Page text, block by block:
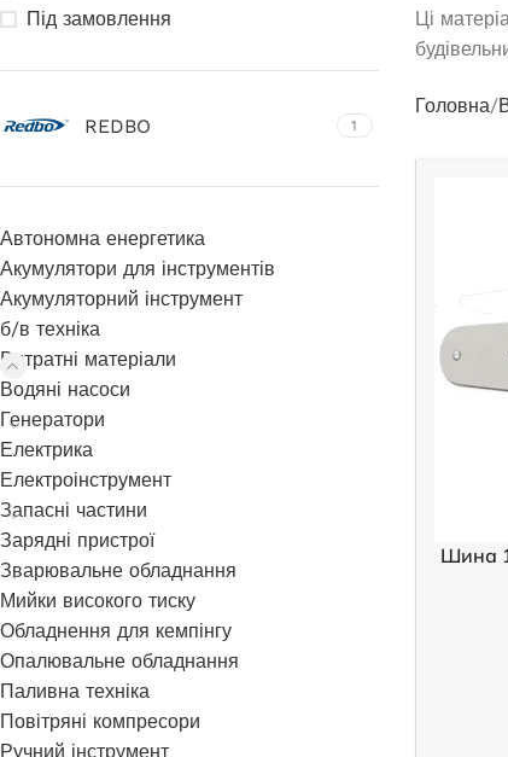
Генератори
Під замовлення
REDBO 1
Автономна енергетика
Акумулятори для інструментів
Акумуляторний інструмент
б/в техніка
Витратні матеріали
Водяні насоси
Генератори
Електрика
Електроінструмент
Запасні частини
Зарядні пристрої
Зварювальне обладнання
Мийки високого тиску
Обладнення для кемпінгу
Опалювальне обладнання
Паливна техніка
Повітряні компресори
Ручний інструмент
Ці
Головна
Шина